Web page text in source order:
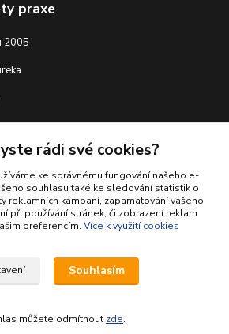
praxe
2005
shop.cz
rádi své cookies?
ke správnému fungování našeho e-
souhlasu také ke sledování statistik o
reklamních kampaní, zapamatování vašeho
při používání stránek, či zobrazení reklam
preferencím. Více k využití cookies
Souhlasím
můžete odmítnout zde.